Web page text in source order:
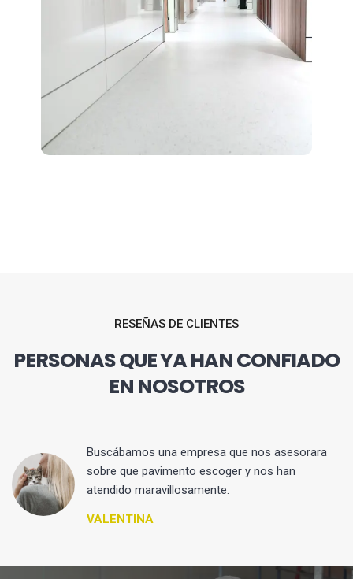
RESEÑAS DE CLIENTES
PERSONAS QUE YA HAN CONFIADO
EN NOSOTROS
Buscábamos una empresa que nos asesorara
sobre que pavimento escoger y nos han
atendido maravillosamente.
VALENTINA